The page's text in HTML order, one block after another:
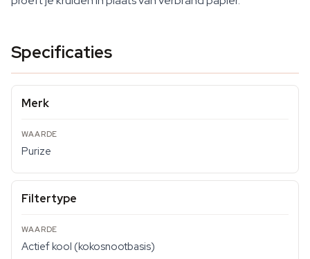
Specificaties
Merk
Purize
Filtertype
Actief kool (kokosnootbasis)